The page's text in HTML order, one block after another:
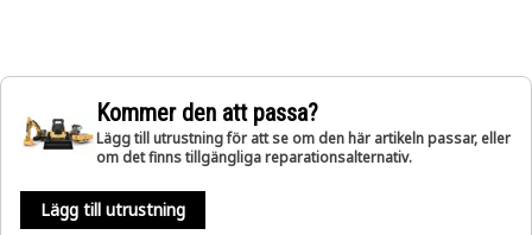
Kommer den att passa?
Lägg till utrustning för att se om den här artikeln passar, eller
om det finns tillgängliga reparationsalternativ.
Lägg till utrustning